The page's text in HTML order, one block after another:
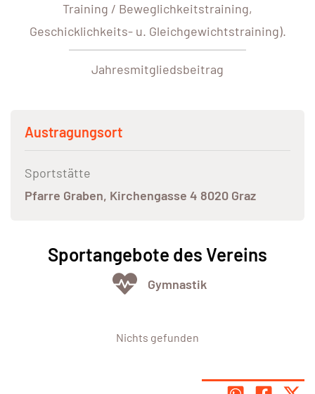
Training / Beweglichkeitstraining,
Geschicklichkeits- u. Gleichgewichtstraining).
Jahresmitgliedsbeitrag
Austragungsort
Sportstätte
Pfarre Graben, Kirchengasse 4 8020 Graz
Sportangebote des Vereins
Gymnastik
Nichts gefunden